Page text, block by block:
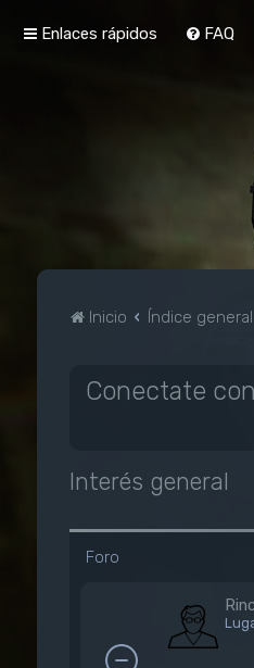
Enlaces rápidos FAQ
Inicio Índice general
Conectate
Interés general
Foro